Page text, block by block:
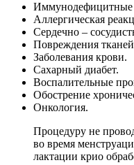
Иммунодефицитные
Аллергическая
Сердечно –
Повреждения
Заболевания крови.
Сахарный диабет.
Воспалительные
Обострение
Онкология.
Процедуру не
во время
лактации крио